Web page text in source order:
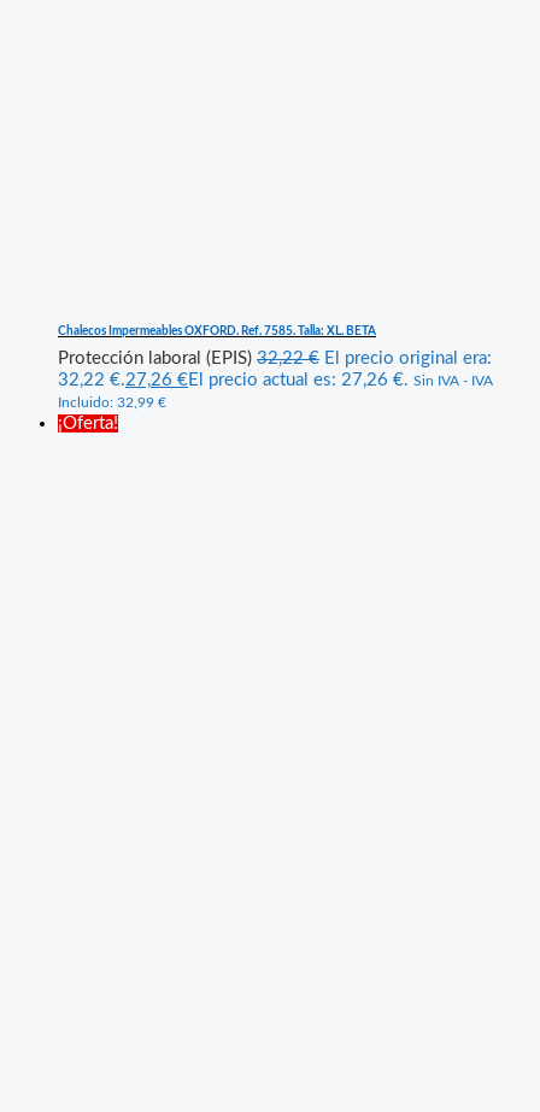
Chalecos Impermeables OXFORD. Ref. 7585. Talla: XL. BETA
Protección laboral (EPIS) 32,22€ El precio original era:
32,22 €.27,26 €El precio actual es: 27,26 €. Sin IVA - IVA
Incluido: 32,99 €
¡Oferta!